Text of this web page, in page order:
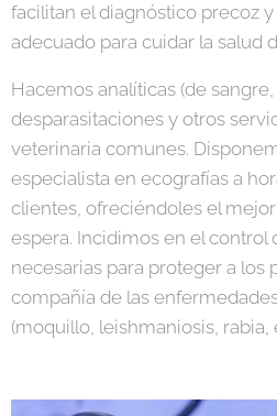
facilitan el diagnóstico precoz
adecuado para cuidar la salud
Hacemos analíticas (de
desparasitaciones y otros
veterinaria comunes.
especialista en ecografías a
clientes, ofreciéndoles el
espera. Incidimos en el control
necesarias para proteger a los
compañía de las
(moquillo, leishmaniosis, rabia,